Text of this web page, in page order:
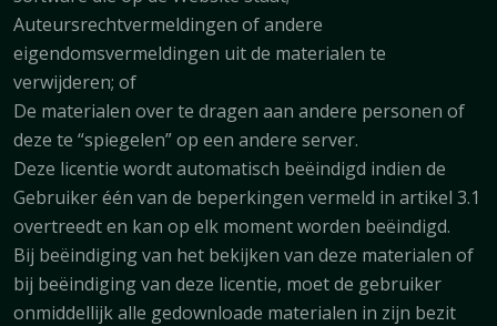
Auteursrechtvermeldingen of andere
eigendomsvermeldingen uit de materialen te
verwijderen; of
De materialen over te dragen aan andere personen of
deze te “spiegelen” op een andere server.
Deze licentie wordt automatisch beëindigd indien de
Gebruiker één van de beperkingen vermeld in artikel 3.1
overtreedt en kan op elk moment worden beëindigd.
Bij beëindiging van het bekijken van deze materialen of
bij beëindiging van deze licentie, moet de gebruiker
onmiddellijk alle gedownloade materialen in zijn bezit